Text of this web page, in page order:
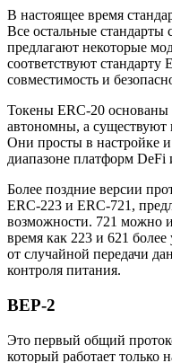
В настоящее время
Все остальные стандарты
предлагают некоторые
соответствуют стандарту
совместимость и
Токены ERC-20 основаны
автономны, а существуют
Они просты в настройке
диапазоне платформ
Более поздние версии
ERC-223 и ERC-721,
возможности. 721 можно
время как 223 и 621
от случайной передачи
контроля питания.
BEP-2
Это первый общий
который работает только